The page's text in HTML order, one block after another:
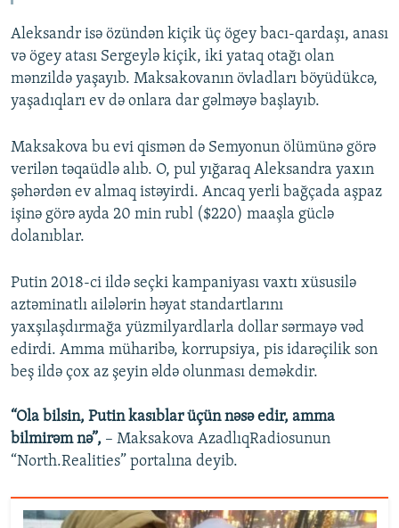
Aleksandr isə özündən kiçik üç ögey bacı-qardaşı, anası
və ögey atası Sergeylə kiçik, iki yataq otağı olan
mənzildə yaşayıb. Maksakovanın övladları böyüdükcə,
yaşadıqları ev də onlara dar gəlməyə başlayıb.
Maksakova bu evi qismən də Semyonun ölümünə görə
verilən təqaüdlə alıb. O, pul yığaraq Aleksandra yaxın
şəhərdən ev almaq istəyirdi. Ancaq yerli bağçada aşpaz
işinə görə ayda 20 min rubl ($220) maaşla güclə
dolanıblar.
Putin 2018-ci ildə seçki kampaniyası vaxtı xüsusilə
aztəminatlı ailələrin həyat standartlarını
yaxşılaşdırmağa yüzmilyardlarla dollar sərmayə vəd
edirdi. Amma müharibə, korrupsiya, pis idarəçilik son
beş ildə çox az şeyin əldə olunması deməkdir.
“Ola bilsin, Putin kasıblar üçün nəsə edir, amma
bilmirəm nə”, – Maksakova AzadlıqRadiosunun
“North.Realities” portalına deyib.